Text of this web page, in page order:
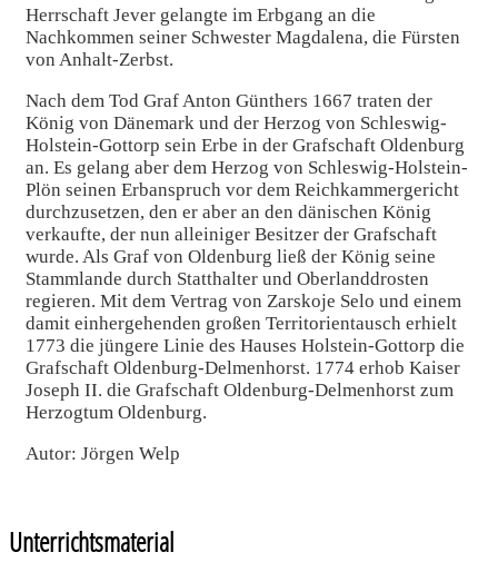
Herrschaft Jever gelangte im Erbgang an die
Nachkommen seiner Schwester Magdalena, die Fürsten
von Anhalt-Zerbst.
Nach dem Tod Graf Anton Günthers 1667 traten der
König von Dänemark und der Herzog von Schleswig-
Holstein-Gottorp sein Erbe in der Grafschaft Oldenburg
an. Es gelang aber dem Herzog von Schleswig-Holstein-
Plön seinen Erbanspruch vor dem Reichkammergericht
durchzusetzen, den er aber an den dänischen König
verkaufte, der nun alleiniger Besitzer der Grafschaft
wurde. Als Graf von Oldenburg ließ der König seine
Stammlande durch Statthalter und Oberlanddrosten
regieren. Mit dem Vertrag von Zarskoje Selo und einem
damit einhergehenden großen Territorientausch erhielt
1773 die jüngere Linie des Hauses Holstein-Gottorp die
Grafschaft Oldenburg-Delmenhorst. 1774 erhob Kaiser
Joseph II. die Grafschaft Oldenburg-Delmenhorst zum
Herzogtum Oldenburg.
Autor: Jörgen Welp
Unterrichtsmaterial